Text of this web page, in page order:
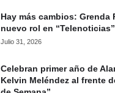
Hay más cambios: Grenda
nuevo rol en “Telenoticias”
Julio 31, 2026
Celebran primer año de
Kelvin Meléndez al frente